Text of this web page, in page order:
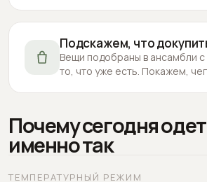
Подскажем, что
Вещи подобраны в ансамбли с
то, что уже есть. Покажем,
Почему сегодня
именно так
ТЕМПЕРАТУРНЫЙ РЕЖИМ